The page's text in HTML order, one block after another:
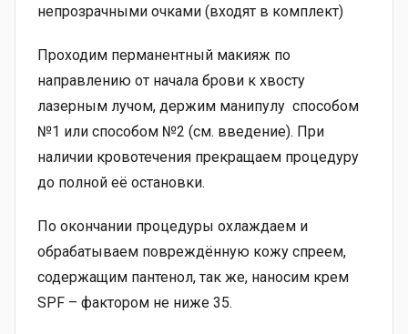
непрозрачными очками (входят в комплект)
Проходим перманентный макияж по
направлению от начала брови к хвосту
лазерным лучом, держим манипулу способом
№1 или способом №2 (см. введение). При
наличии кровотечения прекращаем процедуру
до полной её остановки.
По окончании процедуры охлаждаем и
обрабатываем повреждённую кожу спреем,
содержащим пантенол, так же, наносим крем
SPF – фактором не ниже 35.